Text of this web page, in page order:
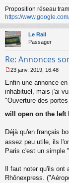
g
e
n
o
n
l
Proposition réseau
https://
Le Rail
Passager
Re: Annonces
e
s
s
g
o
n
l
23 janv. 2019, 16:48
Enfin une annonce
inhabituel, mais j'ai
"Ouverture des
will open on the left
Déjà qu'en français
assez peu utile, ils
Paris c'est un simple
Il faut noter qu'ils ont
Rhônexpress.